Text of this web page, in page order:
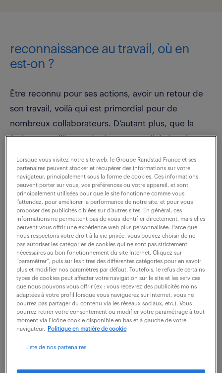
reconnaissance au travail, où en
est-on ?
Être reconnu pour ses actions, avoir un retour de
son travail, voilà qui est primordial pour de
nombreux collaborateurs. D’autant plus, que la
“valeur travail” a perdu de sa centralité depuis
l’évolution du rapport au travail .
Le problème majeur auquel la société est
confrontée, c’estle manque de reconnaissance
perçue dans son propre travaild’où un contrat
social qui se serait sérieusement dégradé au fil des
années», expliquent trois experts de la Fondation
Jean Jaurès et le CNRS, au micro deFrance Inter
Plusieurs études font d’ailleurs état du même
constat du manque de reconnaissance :
Lorsque vous visitez notre site web, le Groupe Randstad France et ses
partenaires peuvent stocker et récupérer des informations sur votre
navigateur, principalement sous la forme de cookies. Ces informations
peuvent porter sur vous, vos préférences ou votre appareil, et sont
principalement utilisées pour que le site fonctionne comme vous
l’attendez, pour améliorer la performance de notre site, et pour vous
proposer des publicités ciblées sur d’autres sites. En général, ces
informations ne permettent pas de vous identifier directement, mais elles
peuvent vous offrir une expérience web plus personnalisée. Parce que
nous respectons votre droit à la vie privée, vous pouvez choisir de ne
pas autoriser les catégories de cookies qui ne sont pas strictement
nécessaires au bon fonctionnement du site Internet. Cliquez sur
“paramétrer”, puis sur les titres des différentes catégories pour en savoir
plus et modifier nos paramètres par défaut. Toutefois, le refus de certains
types de cookies peut affecter votre navigation sur le site et les services
que nous pouvons vous offrir (ex : vous recevrez des publicités moins
adaptées à votre profil lorsque vous naviguerez sur Internet, vous ne
pourrez pas partager du contenu via les réseaux sociaux, etc.). Vous
pourrez retirer votre consentement ou modifier votre paramétrage à tout
moment via l’icône cookie disponible en bas et à gauche de votre
navigateur.
Politique en matière de cookie
Liste de nos partenaires